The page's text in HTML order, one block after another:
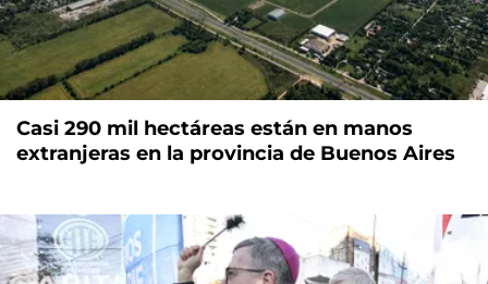
Casi 290 mil hectáreas están en manos
extranjeras en la provincia de Buenos Aires